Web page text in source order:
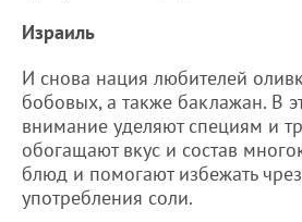
Израиль
И снова нация любителей
бобовых, а также баклажан. В
внимание уделяют специям и
обогащают вкус и состав
блюд и помогают избежать
употребления соли.